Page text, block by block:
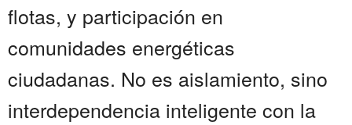
flotas, y participación en
comunidades energéticas
ciudadanas. No es aislamiento, sino
interdependencia inteligente con la